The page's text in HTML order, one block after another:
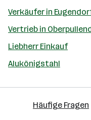
Verkäufer in
Vertrieb in
Liebherr Einkauf
Alukönigstahl
Häufige Fragen